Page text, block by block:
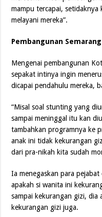
mampu tercapai,
melayani mereka”.
Pembangunan Semarang
Mengenai pembangunan
sepakat intinya ingin
dicapai pendahulu mereka,
“Misal soal stunting yang
sampai meninggal itu kan
tambahkan programnya ke
anak ini tidak kekurangan
dari pra-nikah kita sudah
Ia menegaskan para
apakah si wanita ini
sampai kekurangan gizi, dia
kekurangan gizi juga.